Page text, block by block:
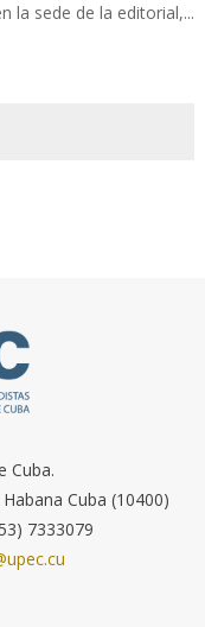
la sede de la editorial,...
Cuba.
Cuba (10400)
7333079